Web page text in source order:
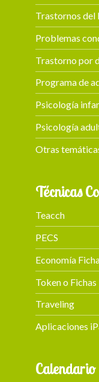
Trastornos del
Problemas
Trastorno por
Programa de
Psicología
Psicología
Otras
Técnicas
Teacch
PECS
Economía
Token o Fichas
Traveling
Aplicaciones
Calendario